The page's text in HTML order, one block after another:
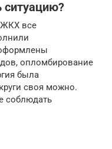
ситуацию?
ЖКХ все
опломбирование
была
своя можно.
соблюдать